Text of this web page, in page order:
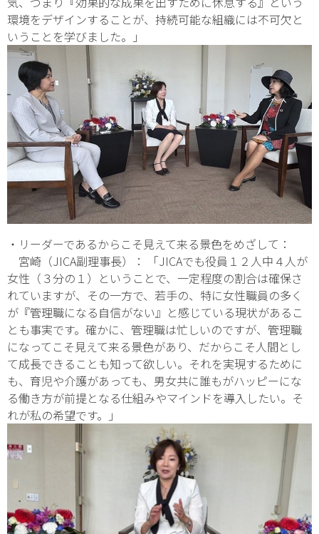
環境をデザインすることが、持続可能な組織には不可欠と
いうことを学びました。」
・リーダーであるからこそ見えて来る景色をめざして：
宮崎（JICA副理事長）： 「JICAでも役員１２人中４人が
女性（３分の１）ということで、一定程度の割合は確保さ
れていますが、その一方で、若手の、特に女性職員の多く
が『管理職になる自信がない』と感じている現状があるこ
とも事実です。確かに、管理職は忙しいのですが、管理職
になってこそ見えて来る景色があり、だからこそ人間とし
て成長できることも知って欲しい。それを実現するために
も、育児や介護があっても、男女共に誰もがハッピーにな
る働き方が前提となる仕組みやマインドを導入したい。そ
れが私の希望です。」